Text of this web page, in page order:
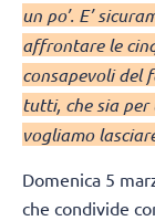
un po’. E’
affrontare le
consapevoli del
tutti, che sia per
vogliamo
Domenica 5
che condivide